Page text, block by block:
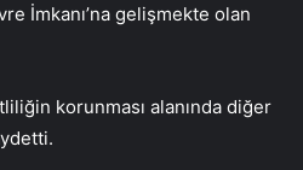
İmkanı’na gelişmekte olan
korunması alanında diğer